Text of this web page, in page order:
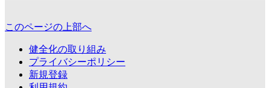
このページの上部へ
健全化の取り組み
プライバシーポリシー
新規登録